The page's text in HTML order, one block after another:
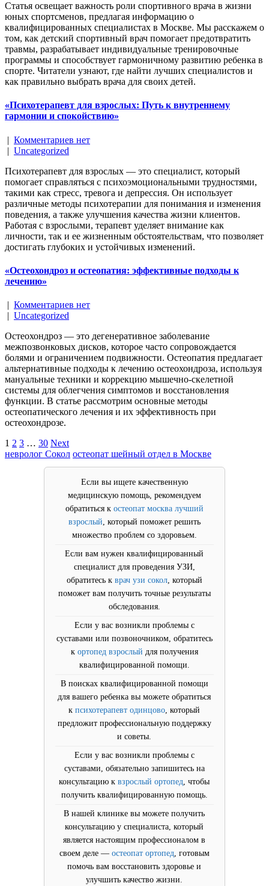
Статья освещает важность роли спортивного врача в жизни
юных спортсменов, предлагая информацию о
квалифицированных специалистах в Москве. Мы расскажем о
том, как детский спортивный врач помогает предотвратить
травмы, разрабатывает индивидуальные тренировочные
программы и способствует гармоничному развитию ребенка в
спорте. Читатели узнают, где найти лучших специалистов и
как правильно выбрать врача для своих детей.
«Психотерапевт для взрослых: Путь к внутреннему
гармонии и спокойствию»
| Комментариев нет
| Uncategorized
Психотерапевт для взрослых — это специалист, который
помогает справляться с психоэмоциональными трудностями,
такими как стресс, тревога и депрессия. Он использует
различные методы психотерапии для понимания и изменения
поведения, а также улучшения качества жизни клиентов.
Работая с взрослыми, терапевт уделяет внимание как
личности, так и ее жизненным обстоятельствам, что позволяет
достигать глубоких и устойчивых изменений.
«Остеохондроз и остеопатия: эффективные подходы к
лечению»
| Комментариев нет
| Uncategorized
Остеохондроз — это дегенеративное заболевание
межпозвонковых дисков, которое часто сопровождается
болями и ограничением подвижности. Остеопатия предлагает
альтернативные подходы к лечению остеохондроза, используя
мануальные техники и коррекцию мышечно-скелетной
системы для облегчения симптомов и восстановления
функции. В статье рассмотрим основные методы
остеопатического лечения и их эффективность при
остеохондрозе.
Пагинация
записей
1 2 3 … 30 Next
невролог Сокол остеопат шейный отдел в Москве
Если вы ищете качественную
медицинскую помощь, рекомендуем
обратиться к остеопат москва лучший
взрослый, который поможет решить
множество проблем со здоровьем.
Если вам нужен квалифицированный
специалист для проведения УЗИ,
обратитесь к врач узи сокол, который
поможет вам получить точные результаты
обследования.
Если у вас возникли проблемы с
суставами или позвоночником, обратитесь
к ортопед взрослый для получения
квалифицированной помощи.
В поисках квалифицированной помощи
для вашего ребенка вы можете обратиться
кпсихотерапевт одинцово, который
предложит профессиональную поддержку
и советы.
Если у вас возникли проблемы с
суставами, обязательно запишитесь на
консультацию квзрослый ортопед, чтобы
получить квалифицированную помощь.
В нашей клинике вы можете получить
консультацию у специалиста, который
является настоящим профессионалом в
своем деле — остеопат ортопед, готовым
помочь вам восстановить здоровье и
улучшить качество жизни.